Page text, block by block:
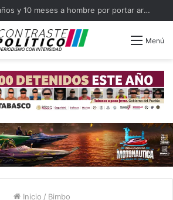
Sentencian a 3 años y 10 meses a hombre por portar arma en Balancán
Menú
Inicio / Bimbo